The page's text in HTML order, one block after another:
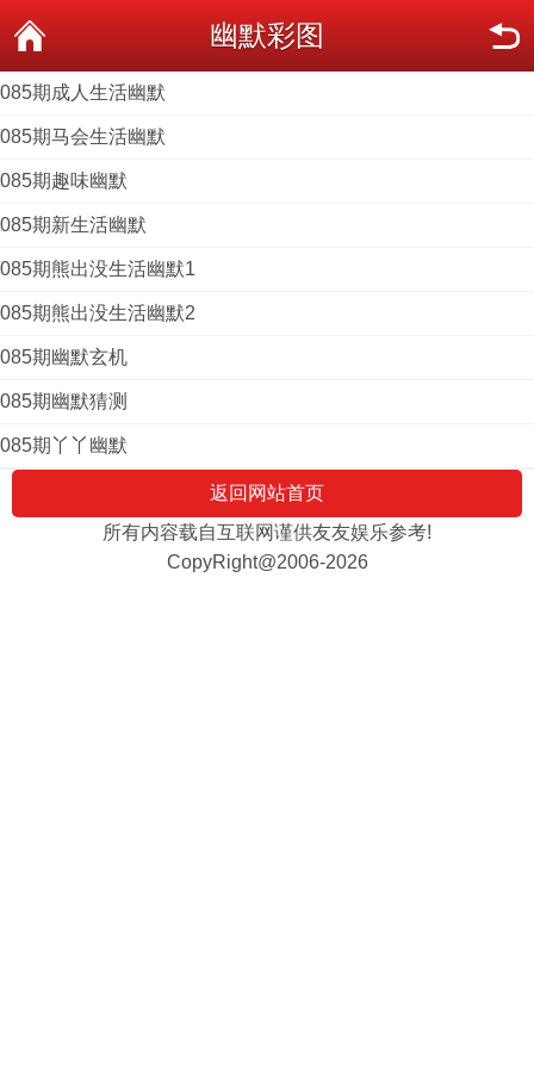
幽默彩图
085期成人生活幽默
085期马会生活幽默
085期趣味幽默
085期新生活幽默
085期熊出没生活幽默1
085期熊出没生活幽默2
085期幽默玄机
085期幽默猜测
085期丫丫幽默
返回网站首页
所有内容载自互联网谨供友友娱乐参考!
CopyRight@2006-2026